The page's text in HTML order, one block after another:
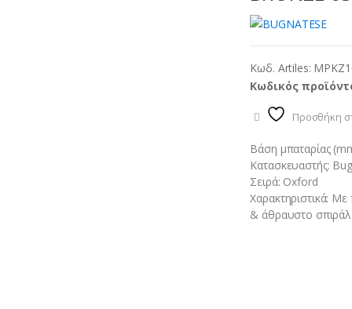
Κωδ. Artiles:
Κωδικός
Προσθήκη
Βάση μπαταρίας
Κατασκευαστής:
Σειρά: Oxford
Χαρακτηριστικά:
& άθραυστο σπιράλ